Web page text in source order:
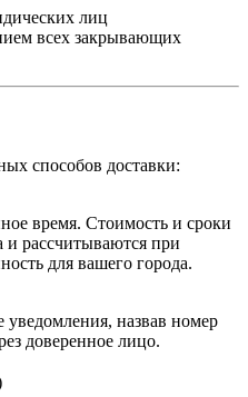
лиц
всех закрывающих
способов доставки:
время. Стоимость и сроки
и рассчитываются при
для вашего города.
уведомления, назвав номер
доверенное лицо.